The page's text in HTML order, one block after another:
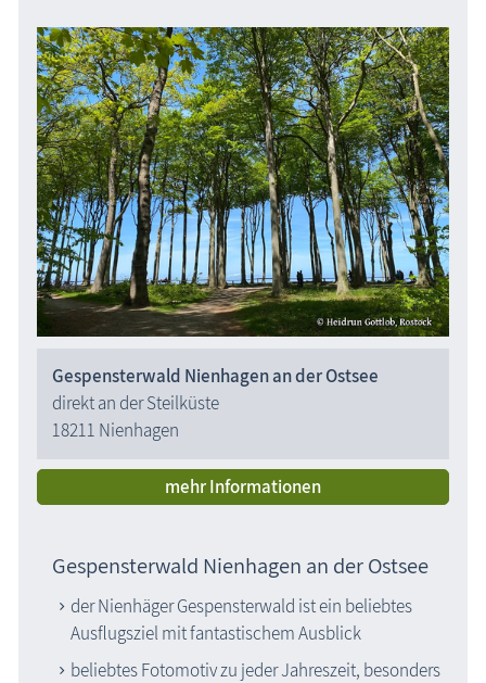
Gespensterwald Nienhagen an der Ostsee
direkt an der Steilküste
18211 Nienhagen
mehr Informationen
Gespensterwald Nienhagen an der Ostsee
der Nienhäger Gespensterwald ist ein beliebtes
Ausflugsziel mit fantastischem Ausblick
beliebtes Fotomotiv zu jeder Jahreszeit, besonders